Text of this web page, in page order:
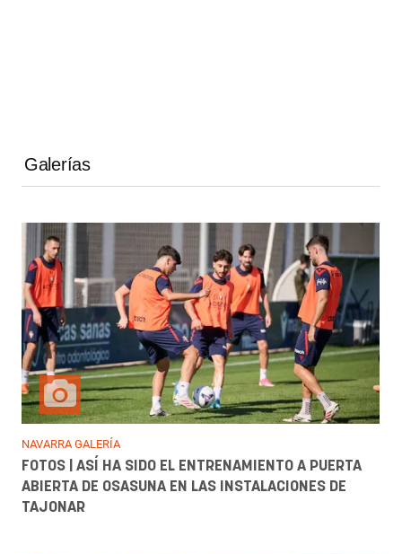
Galerías
NAVARRA GALERÍA
FOTOS | ASÍ HA SIDO EL ENTRENAMIENTO A PUERTA
ABIERTA DE OSASUNA EN LAS INSTALACIONES DE
TAJONAR